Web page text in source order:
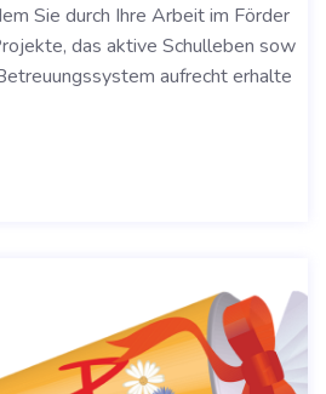
Sie durch Ihre Arbeit im Förder
das aktive Schulleben sow
aufrecht erhalte